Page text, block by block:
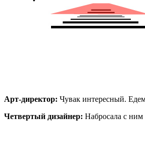
Арт-директор: Чувак интересный.
Четвертый дизайнер: Набросала с ним